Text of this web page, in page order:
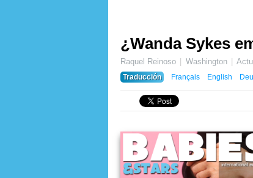
¿Wanda Sykes
Raquel Reinoso Washington
Traducción
Français English